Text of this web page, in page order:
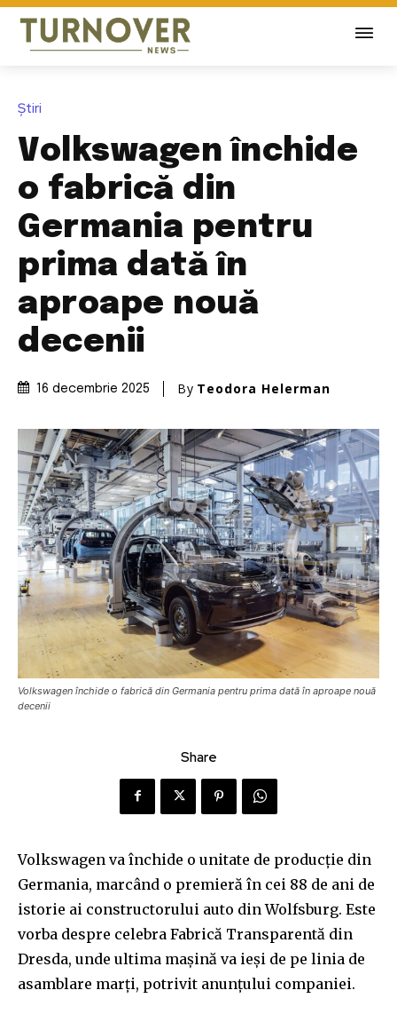
Știri
Volkswagen închide
o fabrică din
Germania pentru
prima dată în
aproape nouă
decenii
16 decembrie 2025 By Teodora Helerman
Volkswagen închide o fabrică din Germania pentru prima dată în aproape nouă
decenii
Share
Volkswagen va închide o unitate de producție din
Germania, marcând o premieră în cei 88 de ani de
istorie ai constructorului auto din Wolfsburg. Este
vorba despre celebra Fabrică Transparentă din
Dresda, unde ultima mașină va ieși de pe linia de
asamblare marți, potrivit anunțului companiei.